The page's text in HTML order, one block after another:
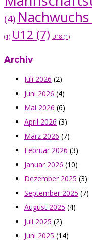
(4) Nachwuchs
(1) U12 (7) U18 (1)
Archiv
Juli 2026 (2)
Juni 2026 (4)
Mai 2026 (6)
April 2026 (3)
März 2026 (7)
Februar 2026 (3)
Januar 2026 (10)
Dezember 2025 (3)
September 2025 (7)
August 2025 (4)
Juli 2025 (2)
Juni 2025 (14)